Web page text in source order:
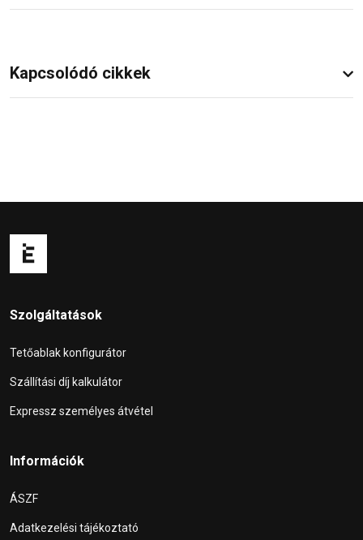
Kapcsolódó cikkek
Szolgáltatások
Tetőablak konfigurátor
Szállítási díj kalkulátor
Expressz személyes átvétel
Információk
ÁSZF
Adatkezelési tájékoztató